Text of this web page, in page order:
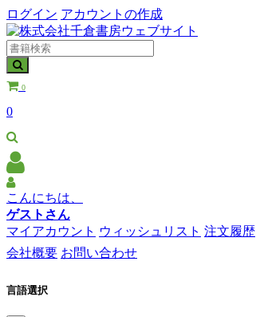
ログイン アカウントの作成
0
0
こんにちは、
ゲストさん
マイアカウント ウィッシュリスト 注文履歴
会社概要 お問い合わせ
言語選択